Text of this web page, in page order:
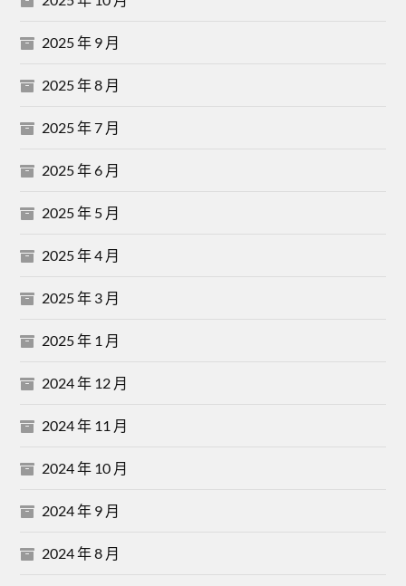
2025 年 9 月
2025 年 8 月
2025 年 7 月
2025 年 6 月
2025 年 5 月
2025 年 4 月
2025 年 3 月
2025 年 1 月
2024 年 12 月
2024 年 11 月
2024 年 10 月
2024 年 9 月
2024 年 8 月